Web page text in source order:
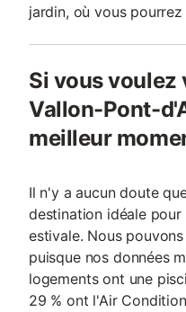
jardin, où vous pourrez
Si vous voulez
Vallon-Pont-
meilleur
Il n'y a aucun doute
destination idéale
estivale. Nous
puisque nos données
logements ont une
29 % ont l'Air